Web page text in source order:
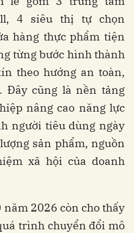
4 siêu thị tự chọn
hàng thực phẩm tiện
từng bước hình thành
theo hướng an toàn,
Đây cũng là nền tảng
nâng cao năng lực
người tiêu dùng ngày
sản phẩm, nguồn
xã hội của doanh
năm 2026 còn cho thấy
trình chuyển đổi mô